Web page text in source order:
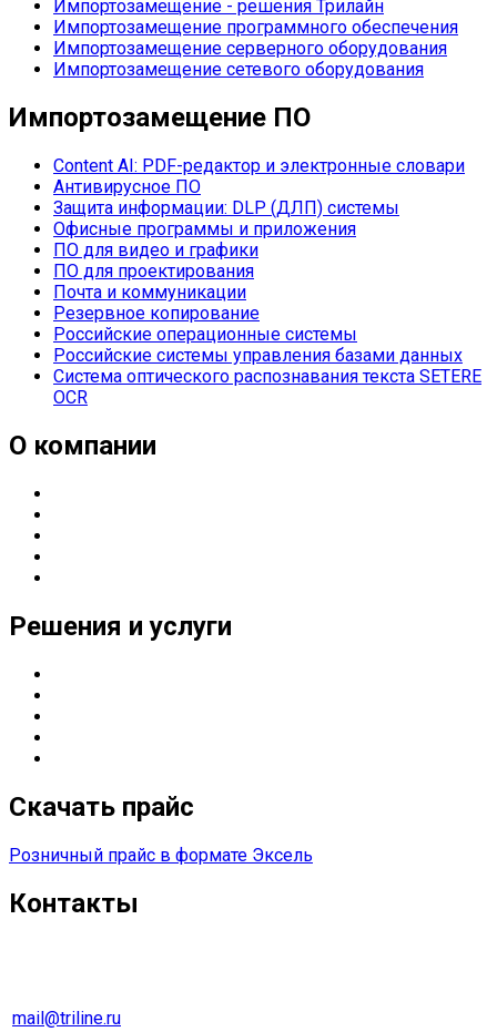
Импортозамещение - решения Трилайн
Импортозамещение программного обеспечения
Импортозамещение серверного оборудования
Импортозамещение сетевого оборудования
Импортозамещение ПО
Content AI: PDF-редактор и электронные словари
Антивирусное ПО
Защита информации: DLP (ДЛП) системы
Офисные программы и приложения
ПО для видео и графики
ПО для проектирования
Почта и коммуникации
Резервное копирование
Российские операционные системы
Российские системы управления базами данных
Система оптического распознавания текста SETERE
OCR
О компании
Решения и услуги
Скачать прайс
Розничный прайс в формате Эксель
Контакты
mail@triline.ru